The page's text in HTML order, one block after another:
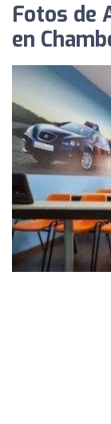
Fotos de
en